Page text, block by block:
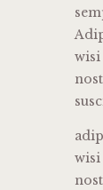
wisi
wisi